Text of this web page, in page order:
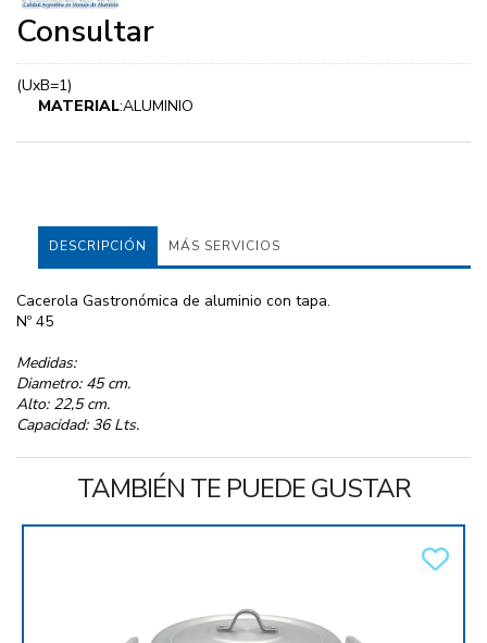
Consultar
(UxB=1)
MATERIAL:ALUMINIO
DESCRIPCIÓN MÁS SERVICIOS
Cacerola Gastronómica de aluminio con tapa.
Nº 45
Medidas:
Diametro: 45 cm.
Alto: 22,5 cm.
Capacidad: 36 Lts.
TAMBIÉN TE PUEDE GUSTAR